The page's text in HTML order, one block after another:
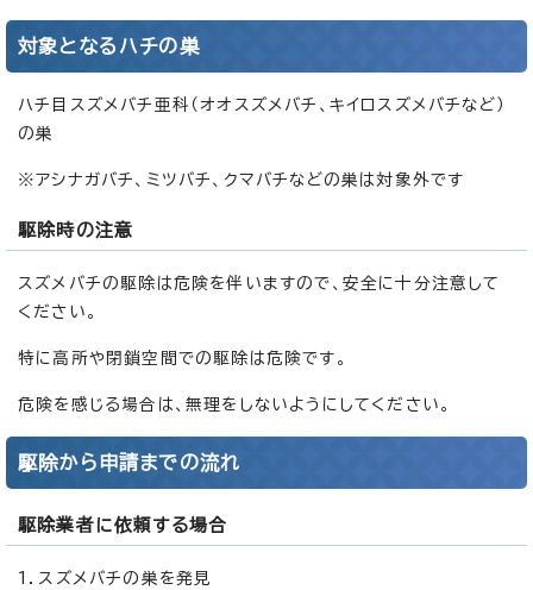
対象となるハチの巣
ハチ目スズメバチ亜科（オオスズメバチ、キイロスズメバチなど）
の巣
※アシナガバチ、ミツバチ、クマバチなどの巣は対象外です
駆除時の注意
スズメバチの駆除は危険を伴いますので、安全に十分注意して
ください。
特に高所や閉鎖空間での駆除は危険です。
危険を感じる場合は、無理をしないようにしてください。
駆除から申請までの流れ
駆除業者に依頼する場合
1．スズメバチの巣を発見